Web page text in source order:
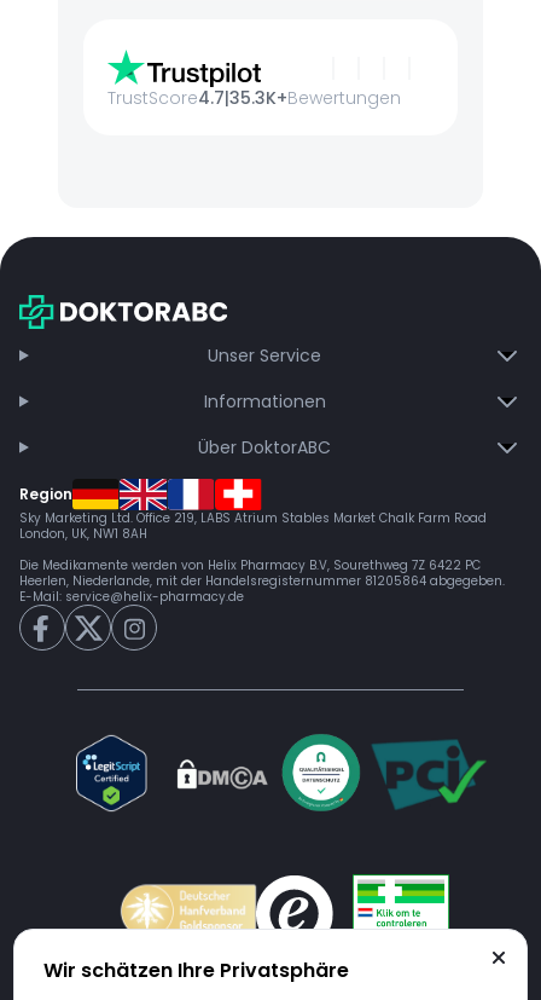
TrustScore4.7|35.3K+Bewertungen
Unser Service
Informationen
Über DoktorABC
Region
Sky Marketing Ltd. Office 219, LABS Atrium Stables Market Chalk Farm Road
London, UK, NW1 8AH
Die Medikamente werden von Helix Pharmacy B.V, Sourethweg 7Z 6422 PC
Heerlen, Niederlande, mit der Handelsregisternummer 81205864 abgegeben.
E-Mail: service@helix-pharmacy.de
Wir schätzen Ihre Privatsphäre